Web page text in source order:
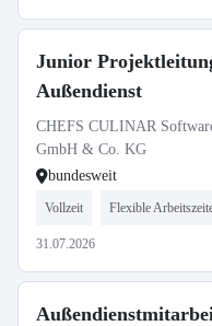
Junior
Außendienst
CHEFS CULINAR
GmbH & Co. KG
bundesweit
Vollzeit Flexible
31.07.2026